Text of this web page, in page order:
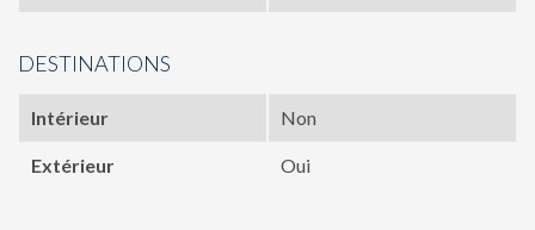
DESTINATIONS
Intérieur Non
Extérieur Oui